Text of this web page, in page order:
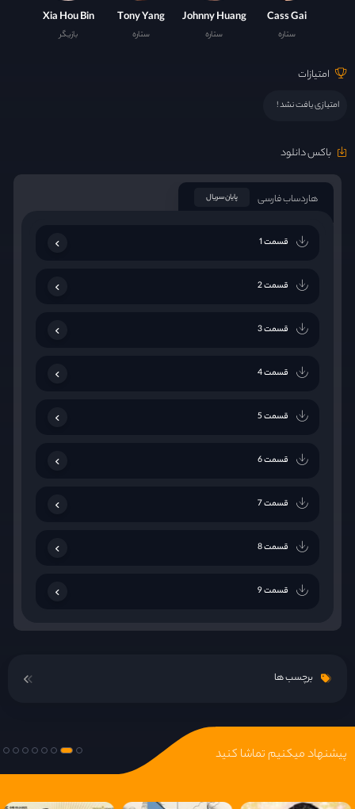
Cass Gai
ستاره
Johnny Huang
ستاره
Tony Yang
ستاره
Xia Hou Bin
بازیگر
امتیازات
امتیازی یافت نشد !
باکس دانلود
هاردساب فارسی پایان سریال
قسمت 1
قسمت 2
قسمت 3
قسمت 4
قسمت 5
قسمت 6
قسمت 7
قسمت 8
قسمت 9
قسمت 10
قسمت 11
برچسب ها
پیشنهاد میکنیم تماشا کنید